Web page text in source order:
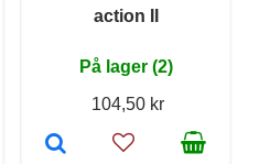
action II
På lager (2)
104,50 kr